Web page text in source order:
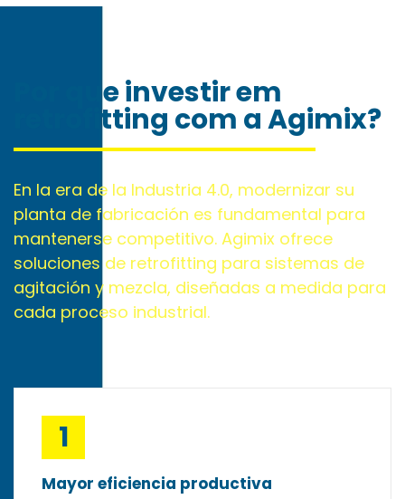
Por que investir em
retrofitting com a Agimix?
En la era de la Industria 4.0, modernizar su
planta de fabricación es fundamental para
mantenerse competitivo. Agimix ofrece
soluciones de retrofitting para sistemas de
agitación y mezcla, diseñadas a medida para
cada proceso industrial.
1
Mayor eficiencia productiva